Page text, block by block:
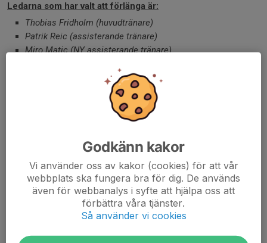
Ledarna som har valt att förlänga är:
Thobias Fridholm (huvudtränare)
Patrik Reic (assisterande tränare)
Miro Matic (NY assisterande tränare).
Fler namn kommer inom kort..
Kommentarer
Godkänn kakor
Vi använder oss av kakor (cookies) för att vår
webbplats ska fungera bra för dig. De används
även för webbanalys i syfte att hjälpa oss att
förbättra våra tjänster.
Så använder vi cookies